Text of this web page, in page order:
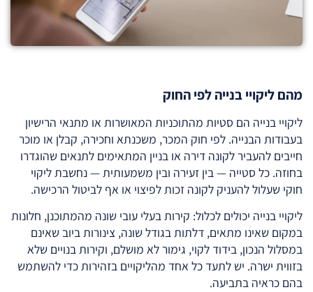
מהם ליקויי בנייה לפי החוק
ליקויי בנייה הם סטיות מהתוכניות המאושרות או מתנאי הרישיון
בעבודות הבנייה. לפי חוק המכר, משכנתא וחכירה, קבלן או מוכר
חייבים להעביר לקונה דירה או בניין המתאימים לתנאים שהוגדרו
בחוזה. כל סטייה — בין זעירה ובין משמעותית — נחשבת ליקוי
חוקי שעלול להעניק לקונה זכות לפיצוי או אף לביטול הרכישה.
ליקויי בנייה יכולים לכלול: קירות בעלי עובי שונה מהמתוכנן, חלונות
במקום שאינו מתאים, דלתות בגודל שונה, צינורות ביוב שאינם
במסלול הנכון, בידוד לקוי, גימור לא מושלם, וקירות בנויים שלא
בזווית ישרה. יש לתעד כל אחד מהליקויים בזהירות כדי להשתמש
בהם כראיה בתביעה.